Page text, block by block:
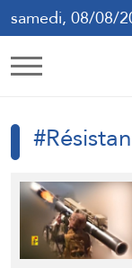
samedi, 08/08/